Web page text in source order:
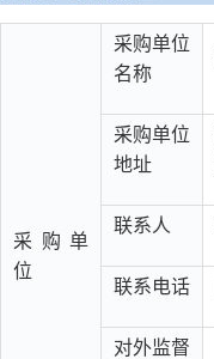
采购单
位
采购单位
名称
采购单位
地址
联系人
联系电话
对外监督